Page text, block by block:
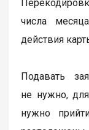
числа
действия
Подавать
не нужно,
нужно